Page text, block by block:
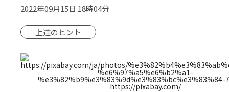
2022年09月15日 18時04分
上達のヒント
https://pixabay.com/